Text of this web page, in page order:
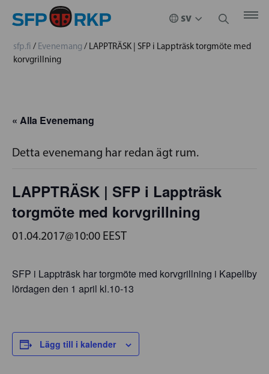
sfp.fi / Evenemang / LAPPTRÄSK | SFP i Lappträsk torgmöte med
korvgrillning
« Alla Evenemang
Detta evenemang har redan ägt rum.
LAPPTRÄSK | SFP i Lappträsk
torgmöte med korvgrillning
01.04.2017@10:00 EEST
SFP i Lappträsk har torgmöte med korvgrillning i Kapellby
lördagen den 1 april kl.10-13
Lägg till i kalender